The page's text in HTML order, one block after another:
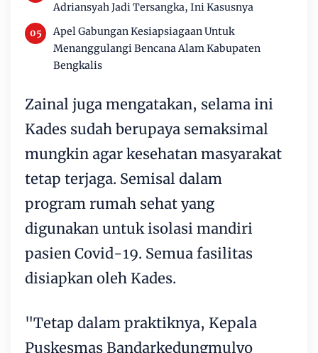
Adriansyah Jadi Tersangka, Ini Kasusnya
Apel Gabungan Kesiapsiagaan Untuk
Menanggulangi Bencana Alam Kabupaten
Bengkalis
Zainal juga mengatakan, selama ini
Kades sudah berupaya semaksimal
mungkin agar kesehatan masyarakat
tetap terjaga. Semisal dalam
program rumah sehat yang
digunakan untuk isolasi mandiri
pasien Covid-19. Semua fasilitas
disiapkan oleh Kades.
"Tetap dalam praktiknya, Kepala
Puskesmas Bandarkedungmulyo